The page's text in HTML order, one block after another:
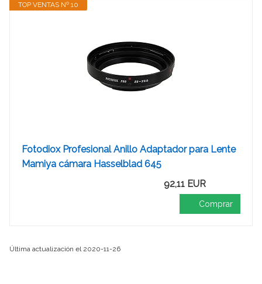
TOP VENTAS Nº 10
Fotodiox Profesional Anillo Adaptador para Lente
Mamiya cámara Hasselblad 645
92,11 EUR
Comprar
Última actualización el 2020-11-26